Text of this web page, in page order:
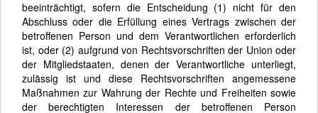
beeinträchtigt, sofern die Entscheidung (1) nicht für den
Abschluss oder die Erfüllung eines Vertrags zwischen der
betroffenen Person und dem Verantwortlichen erforderlich
ist, oder (2) aufgrund von Rechtsvorschriften der Union oder
der Mitgliedstaaten, denen der Verantwortliche unterliegt,
zulässig ist und diese Rechtsvorschriften angemessene
Maßnahmen zur Wahrung der Rechte und Freiheiten sowie
der berechtigten Interessen der betroffenen Person